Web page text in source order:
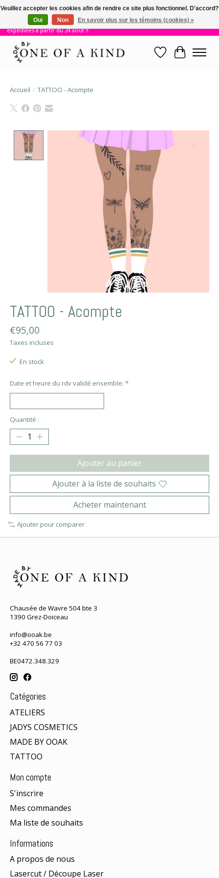
!! Nous sommes en vacances jusqu'au 23 août. Les commandes seront
expédiées à partir du 24 août !!
Liste dePanier
Accueil / TATTOO - Acompte
Product image slideshow Items
TATTOO - Acompte
€95,00
Taxes incluses
En stock
Date et heure du rdv validé ensemble: *
Quantité :
Ajouter au panier
Ajouter à la liste de souhaits
Acheter maintenant
Ajouter pour comparer
Chausée de Wavre 504 bte 3
1390 Grez-Doiceau
info@ooak.be
+32 470 56 77 03
BE0472.348.329
Catégories
ATELIERS
JADYS COSMETICS
MADE BY OOAK
TATTOO
Mon compte
S'inscrire
Mes commandes
Ma liste de souhaits
Informations
A propos de nous
Lasercut / Découpe Laser
Veuillez accepter les cookies afin de rendre ce site plus fonctionnel. D'accord?
Oui
Non En savoir plus sur les témoins (cookies) »